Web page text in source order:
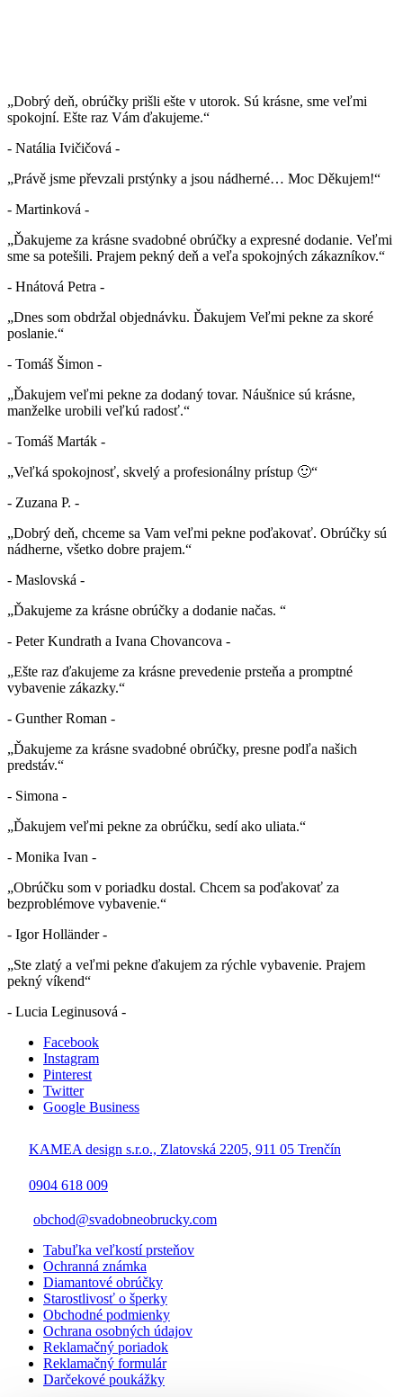
„Dobrý deň, obrúčky prišli ešte v utorok. Sú krásne, sme veľmi
spokojní. Ešte raz Vám ďakujeme.“
- Natália Ivičičová -
„Právě jsme převzali prstýnky a jsou nádherné… Moc Děkujem!“
- Martinková -
„Ďakujeme za krásne svadobné obrúčky a expresné dodanie. Veľmi
sme sa potešili. Prajem pekný deň a veľa spokojných zákazníkov.“
- Hnátová Petra -
„Dnes som obdržal objednávku. Ďakujem Veľmi pekne za skoré
poslanie.“
- Tomáš Šimon -
„Ďakujem veľmi pekne za dodaný tovar. Náušnice sú krásne,
manželke urobili veľkú radosť.“
- Tomáš Marták -
„Veľká spokojnosť, skvelý a profesionálny prístup 🙂“
- Zuzana P. -
„Dobrý deň, chceme sa Vam veľmi pekne poďakovať. Obrúčky sú
nádherne, všetko dobre prajem.“
- Maslovská -
„Ďakujeme za krásne obrúčky a dodanie načas. “
- Peter Kundrath a Ivana Chovancova -
„Ešte raz ďakujeme za krásne prevedenie prsteňa a promptné
vybavenie zákazky.“
- Gunther Roman -
„Ďakujeme za krásne svadobné obrúčky, presne podľa našich
predstáv.“
- Simona -
„Ďakujem veľmi pekne za obrúčku, sedí ako uliata.“
- Monika Ivan -
„Obrúčku som v poriadku dostal. Chcem sa poďakovať za
bezproblémove vybavenie.“
- Igor Holländer -
„Ste zlatý a veľmi pekne ďakujem za rýchle vybavenie. Prajem
pekný víkend“
- Lucia Leginusová -
Facebook
Instagram
Pinterest
Twitter
Google Business
KAMEA design s.r.o., Zlatovská 2205, 911 05 Trenčín
0904 618 009
obchod@svadobneobrucky.com
Tabuľka veľkostí prsteňov
Ochranná známka
Diamantové obrúčky
Starostlivosť o šperky
Obchodné podmienky
Ochrana osobných údajov
Reklamačný poriadok
Reklamačný formulár
Darčekové poukážky